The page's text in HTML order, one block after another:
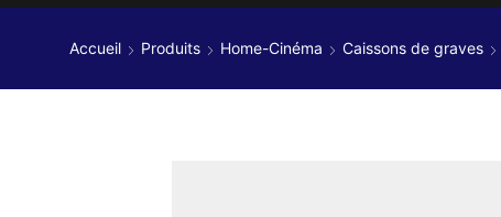
Accueil Produits Home-Cinéma Caissons de graves